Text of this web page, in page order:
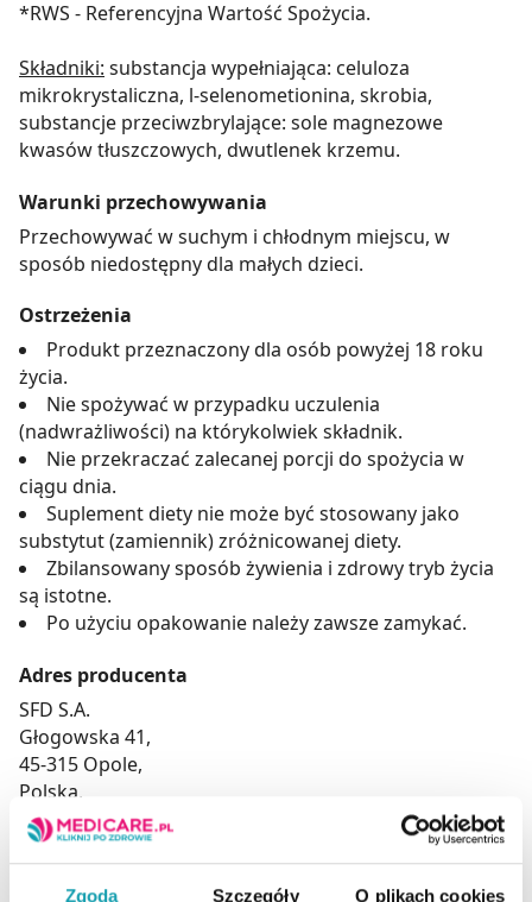
Zgoda Szczegóły O plikach cookies
*RWS - Referencyjna Wartość Spożycia.
Składniki: substancja wypełniająca: celuloza
mikrokrystaliczna, l-selenometionina, skrobia,
substancje przeciwzbrylające: sole magnezowe
kwasów tłuszczowych, dwutlenek krzemu.
Warunki przechowywania
Przechowywać w suchym i chłodnym miejscu, w
sposób niedostępny dla małych dzieci.
Ostrzeżenia
Produkt przeznaczony dla osób powyżej 18 roku
życia.
Nie spożywać w przypadku uczulenia
(nadwrażliwości) na którykolwiek składnik.
Nie przekraczać zalecanej porcji do spożycia w
ciągu dnia.
Suplement diety nie może być stosowany jako
substytut (zamiennik) zróżnicowanej diety.
Zbilansowany sposób żywienia i zdrowy tryb życia
są istotne.
Po użyciu opakowanie należy zawsze zamykać.
Adres producenta
SFD S.A.
Głogowska 41,
45-315 Opole,
Polska,
www. sfdsa.pl
Podmiot odpowiedzialny